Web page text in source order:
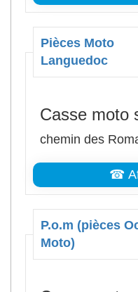
Pièces Moto
Languedoc
Casse moto
chemin des
☎
P.o.m (pièces
Moto)